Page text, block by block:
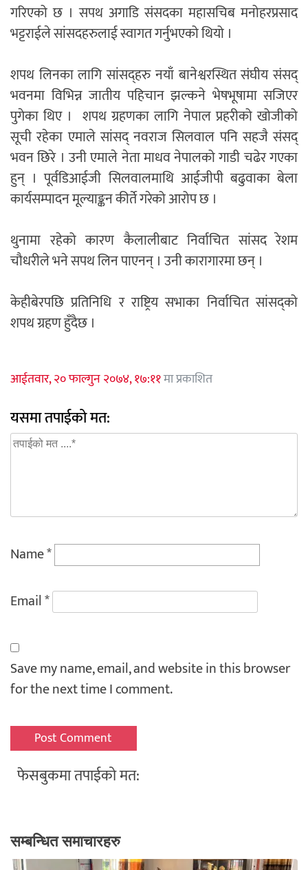
गरिएको छ । सपथ अगाडि संसदका महासचिब मनोहरप्रसाद
भट्टराईले सांसदहरुलाई स्वागत गर्नुभएको थियो ।
शपथ लिनका लागि सांसद्‌हरु नयाँ बानेश्वरस्थित संघीय संसद्
भवनमा विभिन्न जातीय पहिचान झल्कने भेषभूषामा सजिएर
पुगेका थिए । शपथ ग्रहणका लागि नेपाल प्रहरीको खोजीको
सूची रहेका एमाले सांसद् नवराज सिलवाल पनि सहजै संसद्
भवन छिरे । उनी एमाले नेता माधव नेपालको गाडी चढेर गएका
हुन् । पूर्वडिआईजी सिलवालमाथि आईजीपी बढुवाका बेला
कार्यसम्पादन मूल्याङ्कन कीर्ते गरेको आरोप छ ।
थुनामा रहेको कारण कैलालीबाट निर्वाचित सांसद रेशम
चौधरीले भने सपथ लिन पाएनन् । उनी कारागारमा छन् ।
केहीबेरपछि प्रतिनिधि र राष्ट्रिय सभाका निर्वाचित सांसद्को
शपथ ग्रहण हुँदैछ ।
आईतवार, २० फाल्गुन २०७४, १७:११मा प्रकाशित
यसमा तपाईको मत:
Name*
Email*
Save my name, email, and website in this browser
for the next time I comment.
फेसबुकमा तपाईको मत:
सम्बन्धित समाचारहरु